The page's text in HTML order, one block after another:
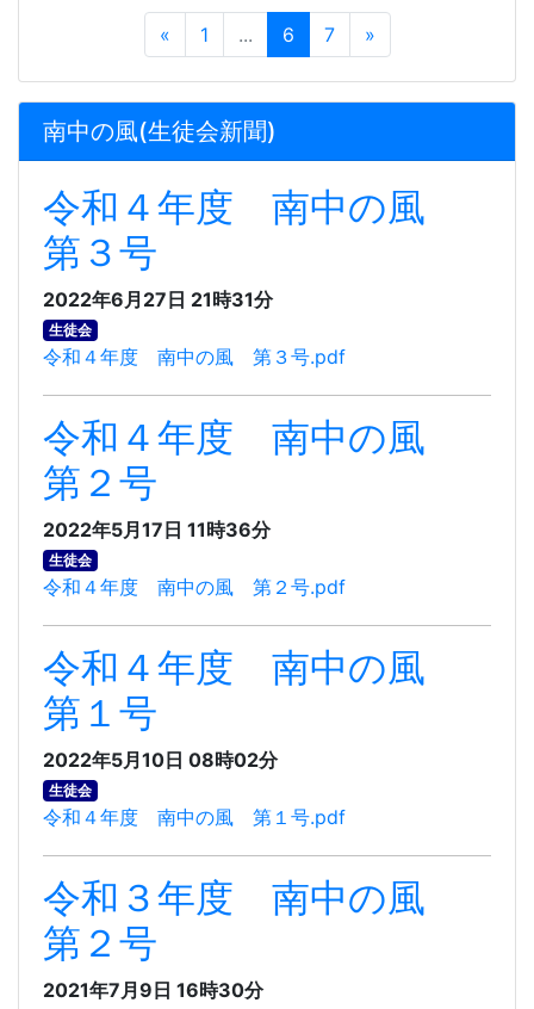
« 1 ... 6 7 »
南中の風(生徒会新聞)
令和４年度 南中の風
第３号
2022年6月27日 21時31分
生徒会
令和４年度 南中の風 第３号.pdf
令和４年度 南中の風
第２号
2022年5月17日 11時36分
生徒会
令和４年度 南中の風 第２号.pdf
令和４年度 南中の風
第１号
2022年5月10日 08時02分
生徒会
令和４年度 南中の風 第１号.pdf
令和３年度 南中の風
第２号
2021年7月9日 16時30分